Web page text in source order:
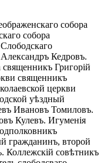
собора
собора
Кедровъ.
Григорій
священникъ
церкви
уѣздный
Ивановъ Томиловъ.
Кулевъ. Игуменія
гражданинъ, второй
Коллежскій совѣтникъ